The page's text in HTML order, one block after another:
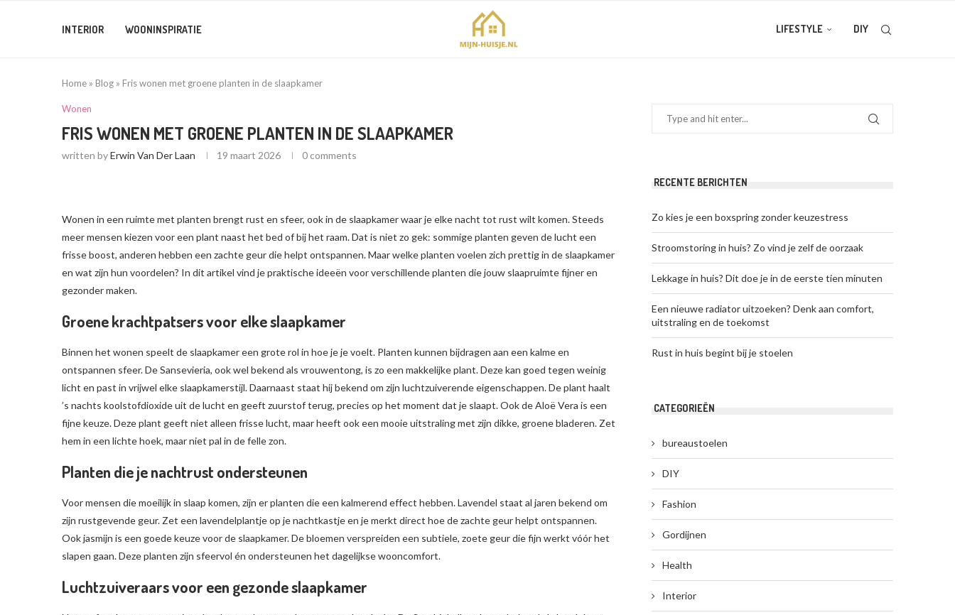
INTERIOR WOONINSPIRATIE LIFESTYLE DIY
Home » Blog » Fris wonen met groene planten in de slaapkamer
Wonen
FRIS WONEN MET GROENE PLANTEN IN DE SLAAPKAMER
written byErwin Van Der Laan 19 maart 2026 0 comments
Wonen in een ruimte met planten brengt rust en sfeer, ook in de slaapkamer waar je elke nacht tot rust wilt komen. Steeds
meer mensen kiezen voor een plant naast het bed of bij het raam. Dat is niet zo gek: sommige planten geven de lucht een
frisse boost, anderen hebben een zachte geur die helpt ontspannen. Maar welke planten voelen zich prettig in de slaapkamer
en wat zijn hun voordelen? In dit artikel vind je praktische ideeën voor verschillende planten die jouw slaapruimte fijner en
gezonder maken.
Groene krachtpatsers voor elke slaapkamer
Binnen het wonen speelt de slaapkamer een grote rol in hoe je je voelt. Planten kunnen bijdragen aan een kalme en
ontspannen sfeer. De Sansevieria, ook wel bekend als vrouwentong, is zo een makkelijke plant. Deze kan goed tegen weinig
licht en past in vrijwel elke slaapkamerstijl. Daarnaast staat hij bekend om zijn luchtzuiverende eigenschappen. De plant haalt
’s nachts koolstofdioxide uit de lucht en geeft zuurstof terug, precies op het moment dat je slaapt. Ook de Aloë Vera is een
fijne keuze. Deze plant geeft niet alleen frisse lucht, maar heeft ook een mooie uitstraling met zijn dikke, groene bladeren. Zet
hem in een lichte hoek, maar niet pal in de felle zon.
Planten die je nachtrust ondersteunen
Voor mensen die moeilijk in slaap komen, zijn er planten die een kalmerend effect hebben. Lavendel staat al jaren bekend om
zijn rustgevende geur. Zet een lavendelplantje op je nachtkastje en je merkt direct hoe de zachte geur helpt ontspannen.
Ook jasmijn is een goede keuze voor de slaapkamer. De bloemen verspreiden een subtiele, zoete geur die fijn werkt vóór het
slapen gaan. Deze planten zijn sfeervol én ondersteunen het dagelijkse wooncomfort.
Luchtzuiveraars voor een gezonde slaapkamer
RECENTE BERICHTEN
Zo kies je een boxspring zonder keuzestress
Stroomstoring in huis? Zo vind je zelf de oorzaak
Lekkage in huis? Dit doe je in de eerste tien minuten
Een nieuwe radiator uitzoeken? Denk aan comfort,
uitstraling en de toekomst
Rust in huis begint bij je stoelen
CATEGORIEËN
bureaustoelen
DIY
Fashion
Gordijnen
Health
Interior